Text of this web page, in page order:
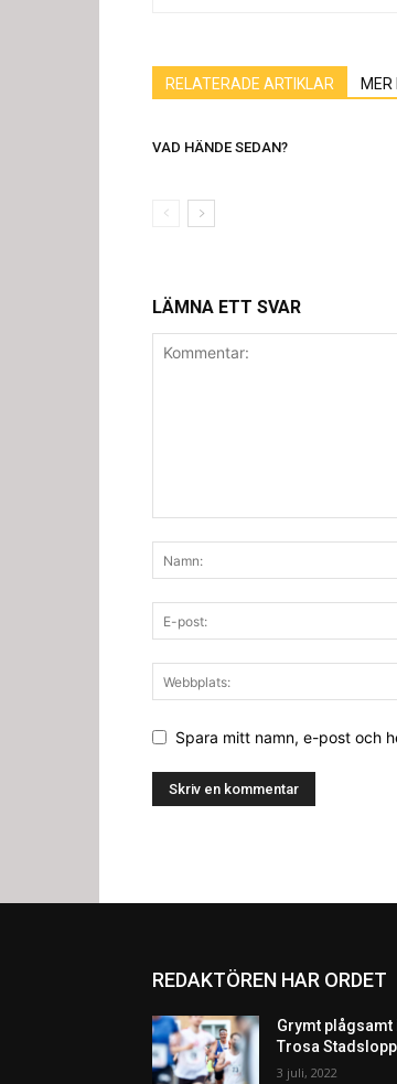
RELATERADE ARTIKLAR MER
VAD HÄNDE SEDAN?
LÄMNA ETT SVAR
Spara mitt namn, e-post och
REDAKTÖREN HAR ORDET
Grymt plågsamt
Trosa Stadslopp
3 juli, 2022